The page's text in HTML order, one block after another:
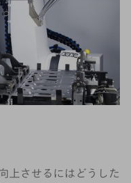
上させるにはどうした